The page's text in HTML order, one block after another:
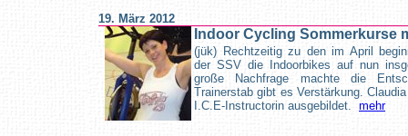
19. März 2012
Indoor Cycling Sommerkurse
(jük) Rechtzeitig zu den im April
der SSV die Indoorbikes auf nun
große Nachfrage machte die
Trainerstab gibt es Verstärkung.
I.C.E-Instructorin ausgebildet. mehr